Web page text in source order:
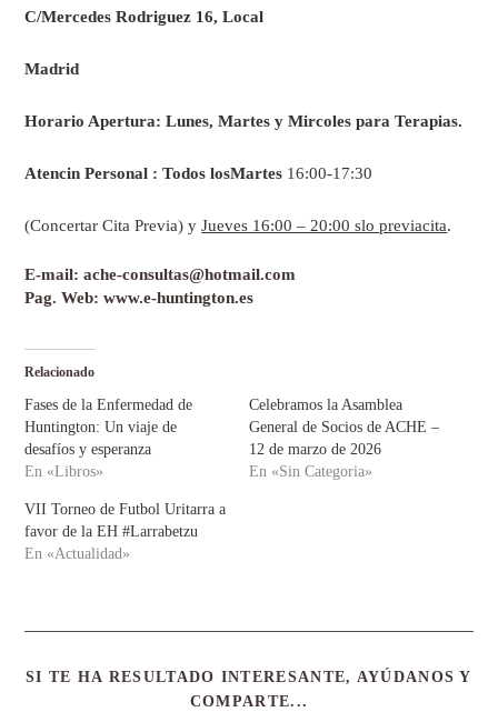
C/Mercedes Rodriguez 16, Local
Madrid
Horario Apertura: Lunes, Martes y Mircoles para Terapias.
Atencin Personal : Todos losMartes 16:00-17:30
(Concertar Cita Previa) yJueves 16:00 – 20:00 slo previacita.
E-mail: ache-consultas@hotmail.com
Pag. Web: www.e-huntington.es
Relacionado
Fases de la Enfermedad de
Huntington: Un viaje de
desafíos y esperanza
En «Libros»
Celebramos la Asamblea
General de Socios de ACHE –
12 de marzo de 2026
En «Sin Categoria»
VII Torneo de Futbol Uritarra a
favor de la EH #Larrabetzu
En «Actualidad»
SI TE HA RESULTADO INTERESANTE, AYÚDANOS Y
COMPARTE...